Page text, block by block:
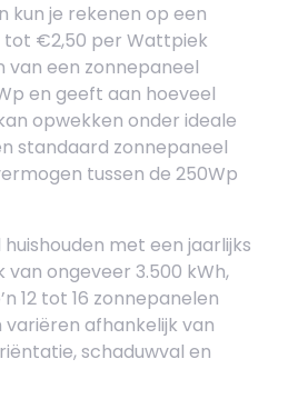
kun je rekenen op een
tot €2,50 per Wattpiek
van een zonnepaneel
en geeft aan hoeveel
opwekken onder ideale
standaard zonnepaneel
tussen de 250Wp
met een jaarlijks
ongeveer 3.500 kWh,
12 tot 16 zonnepanelen
variëren afhankelijk van
schaduwval en